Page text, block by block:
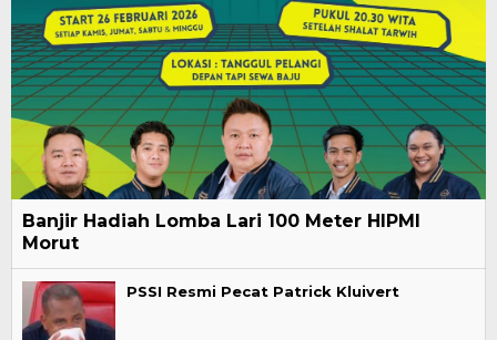
Banjir Hadiah Lomba Lari 100 Meter HIPMI
Morut
PSSI Resmi Pecat Patrick Kluivert